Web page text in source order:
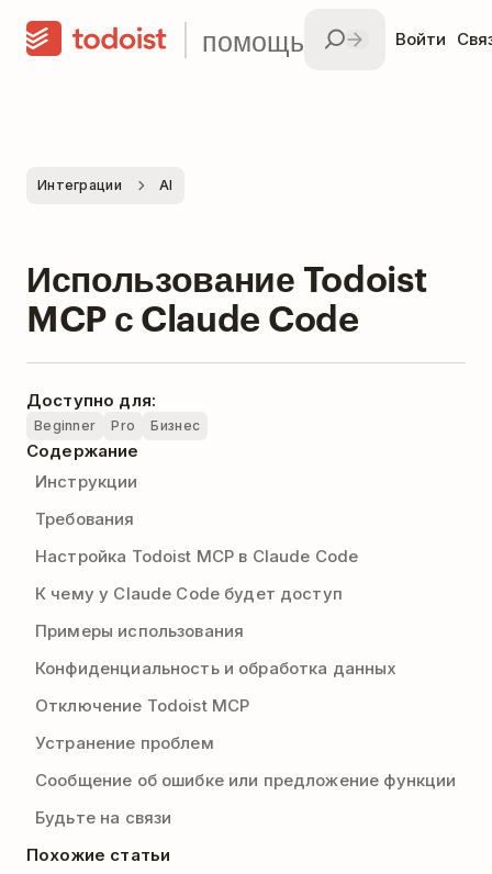
помощь Войти
Интеграции AI
Использование Todoist
MCP с Claude Code
Доступно для:
Beginner Pro Бизнес
Содержание
Инструкции
Требования
Настройка Todoist MCP в Claude Code
К чему у Claude Code будет доступ
Примеры использования
Конфиденциальность и обработка данных
Отключение Todoist MCP
Устранение проблем
Сообщение об ошибке или предложение функции
Будьте на связи
Похожие статьи